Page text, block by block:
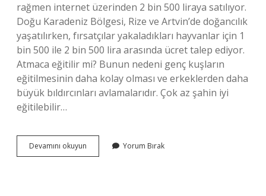
rağmen internet üzerinden 2 bin 500 liraya satılıyor.
Doğu Karadeniz Bölgesi, Rize ve Artvin’de doğancılık
yaşatılırken, fırsatçılar yakaladıkları hayvanlar için 1
bin 500 ile 2 bin 500 lira arasında ücret talep ediyor.
Atmaca eğitilir mi? Bunun nedeni genç kuşların
eğitilmesinin daha kolay olması ve erkeklerden daha
büyük bıldırcınları avlamalarıdır. Çok az şahin iyi
eğitilebilir…
Devamını okuyun
Evcil
Yorum Bırak